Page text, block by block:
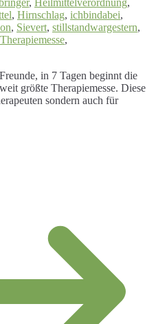
, Heilmittelverordnung,
, Hirnschlag, ichbindabei,
, Sievert, stillstandwargestern,
Therapiemesse,
in 7 Tagen beginnt die
größte Therapiemesse. Diese
sondern auch für